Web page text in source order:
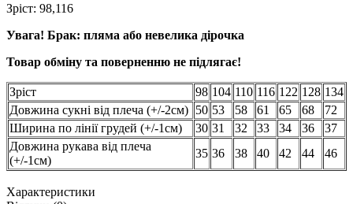
Зріст: 98,116
Увага! Брак: пляма або невелика дірочка
Товар обміну та поверненню не підлягає!
Зріст 98 104 110 116 122 128 134
Довжина сукні від плеча (+/-2см) 50 53 58 61 65 68
72
Ширина по лінії грудей (+/-1см)
30 31 32 33 34 36
37
Довжина рукава від плеча
(+/-1см)
35 36 38 40 42 44 46
Характеристики